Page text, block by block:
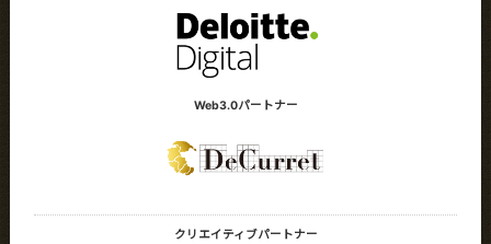
Web3.0パートナー
クリエイティブパートナー